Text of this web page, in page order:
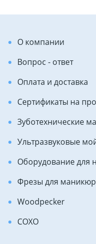
О компании
Вопрос - ответ
Оплата и доставка
Сертификаты на
Зуботехнические
Ультразвуковые
Оборудование для
Фрезы для
Woodpecker
COXO